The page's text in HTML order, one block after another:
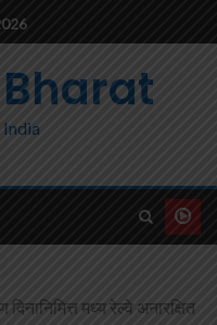
India
मध्य रेल्वे अनारक्षित